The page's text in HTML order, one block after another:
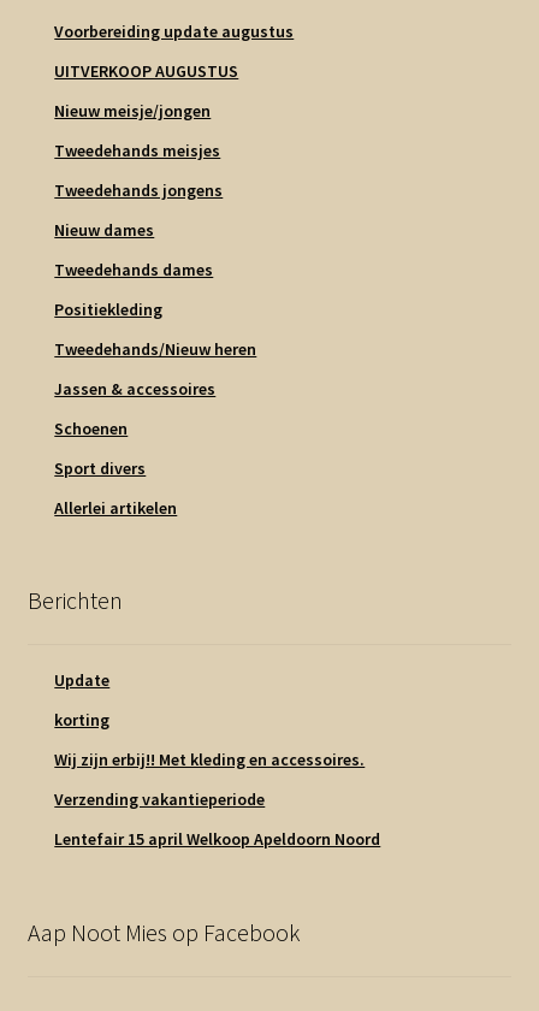
Voorbereiding update augustus
UITVERKOOP AUGUSTUS
Nieuw meisje/jongen
Tweedehands meisjes
Tweedehands jongens
Nieuw dames
Tweedehands dames
Positiekleding
Tweedehands/Nieuw heren
Jassen & accessoires
Schoenen
Sport divers
Allerlei artikelen
Berichten
Update
korting
Wij zijn erbij!! Met kleding en accessoires.
Verzending vakantieperiode
Lentefair 15 april Welkoop Apeldoorn Noord
Aap Noot Mies op Facebook